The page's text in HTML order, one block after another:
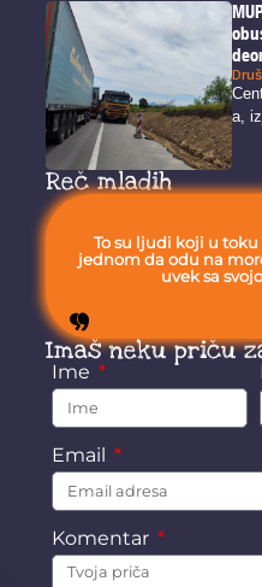
a,
Reč mladih
To su ljudi koji u
jednom da odu na
uvek sa
Imaš neku priču
Ime
Email
Komentar